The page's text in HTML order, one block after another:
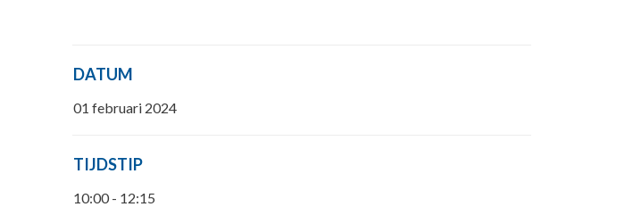
DATUM
01 februari 2024
TIJDSTIP
10:00 - 12:15